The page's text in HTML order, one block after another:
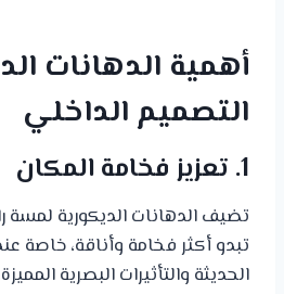
أهمية الدهانات
التصميم الداخلي
1. تعزيز فخامة المكان
تضيف الدهانات الديكورية لمسة
تبدو أكثر فخامة وأناقة، خاصة
الحديثة والتأثيرات البصرية